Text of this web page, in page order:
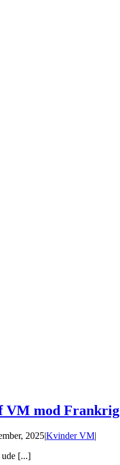
VM mod Frankrig
2025|Kvinder VM|
ude [...]